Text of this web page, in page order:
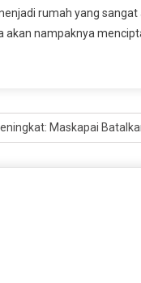
rumah yang sangat
akan nampaknya
Maskapai